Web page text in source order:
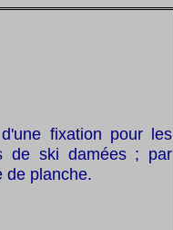
fixation pour les
de ski damées ; par
de planche.